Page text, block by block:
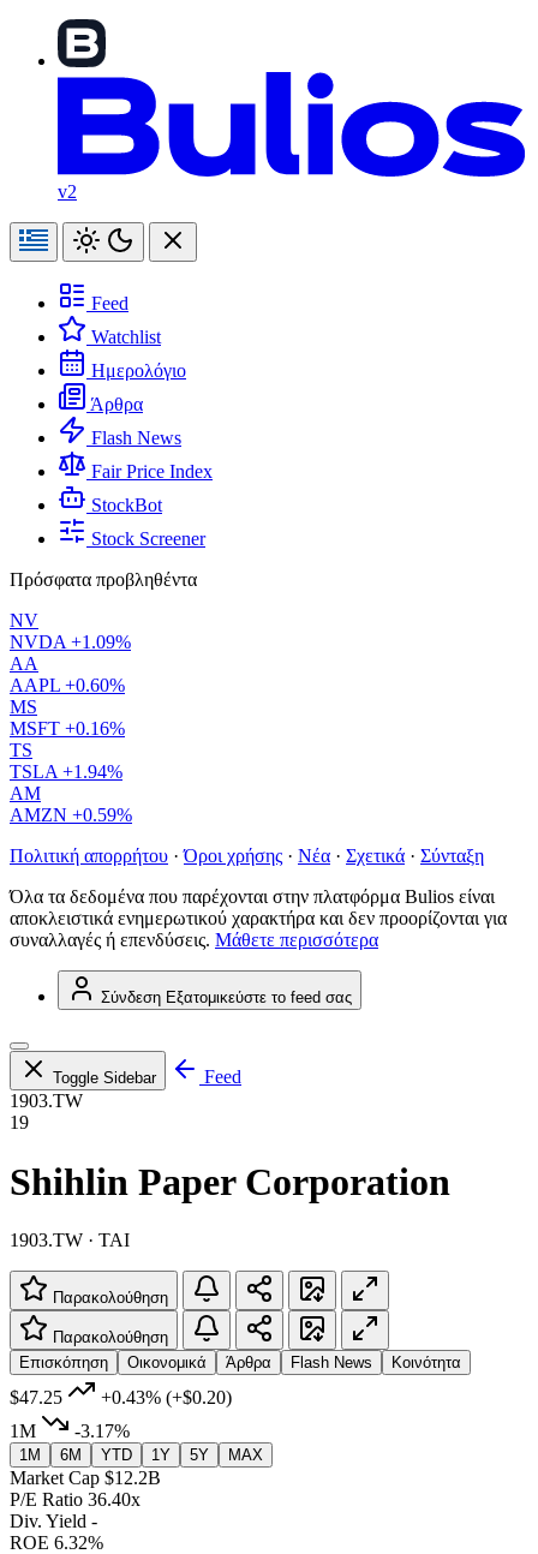
v2
Feed
Watchlist
Ημερολόγιο
Άρθρα
Flash News
Fair Price Index
StockBot
Stock Screener
Πρόσφατα προβληθέντα
NV
NVDA +1.09%
AA
AAPL +0.60%
MS
MSFT +0.16%
TS
TSLA +1.94%
AM
AMZN +0.59%
Πολιτική απορρήτου · Όροι χρήσης · Νέα · Σχετικά · Σύνταξη
Όλα τα δεδομένα που παρέχονται στην πλατφόρμα Bulios είναι
αποκλειστικά ενημερωτικού χαρακτήρα και δεν προορίζονται για
συναλλαγές ή επενδύσεις. Μάθετε περισσότερα
Σύνδεση Εξατομικεύστε το feed σας
Toggle Sidebar
Feed
1903.TW
19
Shihlin Paper Corporation
1903.TW · TAI
Παρακολούθηση
Παρακολούθηση
Επισκόπηση
Οικονομικά Άρθρα Flash News Κοινότητα
$47.25 +0.43% (+$0.20)
1M
-3.17%
1M 6M YTD 1Y 5Y MAX
Market Cap $12.2B
P/E Ratio 36.40x
Div. Yield -
ROE 6.32%